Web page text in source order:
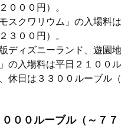
０００円）。
スクワリウム」の入場料
３００円）。
ディズニーランド、遊園
の入場料は平日２１００
休日は３３００ルーブル
００ルーブル（～７７